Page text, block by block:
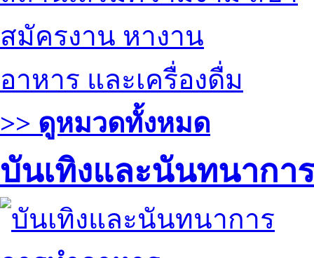
สมัครงาน หางาน
อาหาร และเครื่องดื่ม
>> ดูหมวดทั้งหมด
บันเทิงและนันทนาการ